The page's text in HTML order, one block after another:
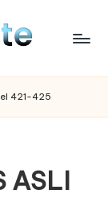
421-425
ASLI